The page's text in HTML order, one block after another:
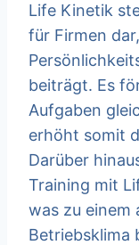
Life Kinetik
für Firmen
beiträgt. Es
Aufgaben
erhöht somit
Darüber
Training mit
was zu einem
Betriebsklima